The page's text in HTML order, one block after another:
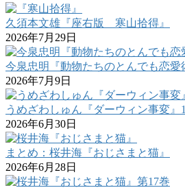
久須本文雄『座右版 寒山拾得』
2026年7月29日
今泉忠明『動物たちのとんでも恋愛
2026年7月9日
うめざわしゅん『ダーウィン事変』
2026年6月30日
まとめ：桜井海『おじさまと猫』
2026年6月28日